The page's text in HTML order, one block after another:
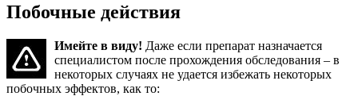
Побочные действия
Имейте в виду! Даже если препарат назначается
специалистом после прохождения обследования – в
некоторых случаях не удается избежать некоторых
побочных эффектов, как то: